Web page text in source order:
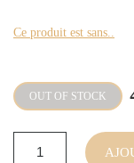
Ce produit est sans..
OUT OF STOCK